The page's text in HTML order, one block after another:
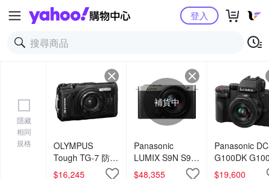
Yahoo購物中心登入
隱藏
相同
規格
OLYMPUS
Tough TG-7 防水
相機 公司貨
$16,245
補貨中
Panasonic
LUMIX S9N S9 +
18-40mm 變焦鏡
$48,355
Panasonic
G100DK
+ 12-32mm
$19,600